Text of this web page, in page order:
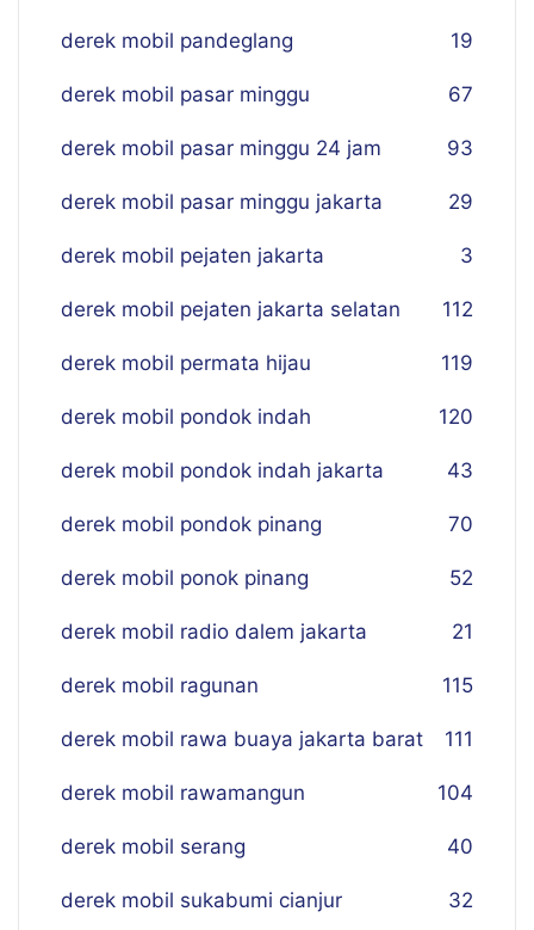
derek mobil pandeglang 19
derek mobil pasar minggu 67
derek mobil pasar minggu 24 jam 93
derek mobil pasar minggu jakarta 29
derek mobil pejaten jakarta 3
derek mobil pejaten jakarta selatan 112
derek mobil permata hijau 119
derek mobil pondok indah 120
derek mobil pondok indah jakarta 43
derek mobil pondok pinang 70
derek mobil ponok pinang 52
derek mobil radio dalem jakarta 21
derek mobil ragunan 115
derek mobil rawa buaya jakarta barat 111
derek mobil rawamangun 104
derek mobil serang 40
derek mobil sukabumi cianjur 32